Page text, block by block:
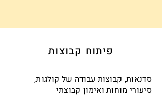
פיתוח קבוצות
סדנאות, קבוצות עבודה של קולגות,
סיעורי מוחות ואימון קבוצתי